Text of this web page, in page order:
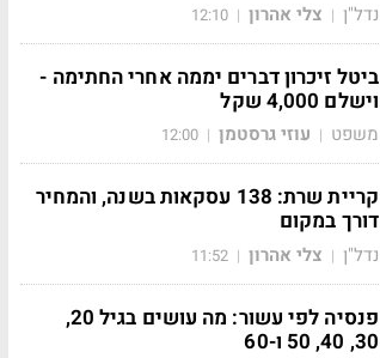
נדל"ן | צלי אהרון |
12:10
ביטל זיכרון דברים יממה אחרי החתימה -
וישלם 4,000 שקל
משפט | עוזי גרסטמן |
12:00
קריית שרת: 138 עסקאות בשנה, והמחיר
דורך במקום
נדל"ן | צלי אהרון |
11:52
פנסיה לפי עשור: מה עושים בגיל 20,
30, 40, 50 ו-60